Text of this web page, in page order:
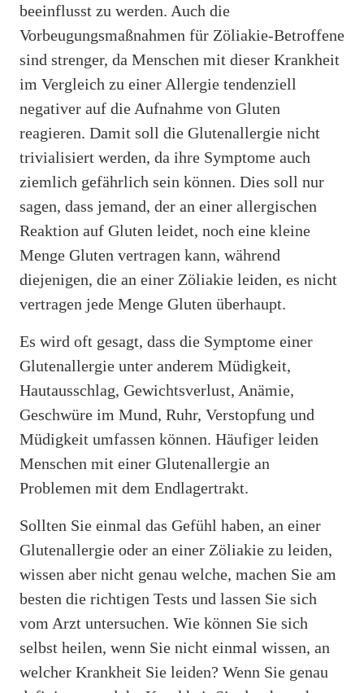
beeinflusst zu werden. Auch die
Vorbeugungsmaßnahmen für Zöliakie-Betroffene
sind strenger, da Menschen mit dieser Krankheit
im Vergleich zu einer Allergie tendenziell
negativer auf die Aufnahme von Gluten
reagieren. Damit soll die Glutenallergie nicht
trivialisiert werden, da ihre Symptome auch
ziemlich gefährlich sein können. Dies soll nur
sagen, dass jemand, der an einer allergischen
Reaktion auf Gluten leidet, noch eine kleine
Menge Gluten vertragen kann, während
diejenigen, die an einer Zöliakie leiden, es nicht
vertragen jede Menge Gluten überhaupt.
Es wird oft gesagt, dass die Symptome einer
Glutenallergie unter anderem Müdigkeit,
Hautausschlag, Gewichtsverlust, Anämie,
Geschwüre im Mund, Ruhr, Verstopfung und
Müdigkeit umfassen können. Häufiger leiden
Menschen mit einer Glutenallergie an
Problemen mit dem Endlagertrakt.
Sollten Sie einmal das Gefühl haben, an einer
Glutenallergie oder an einer Zöliakie zu leiden,
wissen aber nicht genau welche, machen Sie am
besten die richtigen Tests und lassen Sie sich
vom Arzt untersuchen. Wie können Sie sich
selbst heilen, wenn Sie nicht einmal wissen, an
welcher Krankheit Sie leiden? Wenn Sie genau